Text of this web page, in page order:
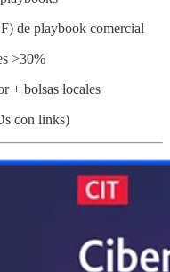
de playbook comercial
>30%
+ bolsas locales
con links)